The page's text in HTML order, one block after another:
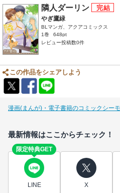
隣人ダーリン
やぎ鷹緑
BLマンガ、アクアコミックス
1巻
648pt
レビュー投稿数0件
この作品をシェアしよう
漫画(まんが)・電子書籍のコミックシー
最新情報はここからチェック！
限定特典GET
LINE X